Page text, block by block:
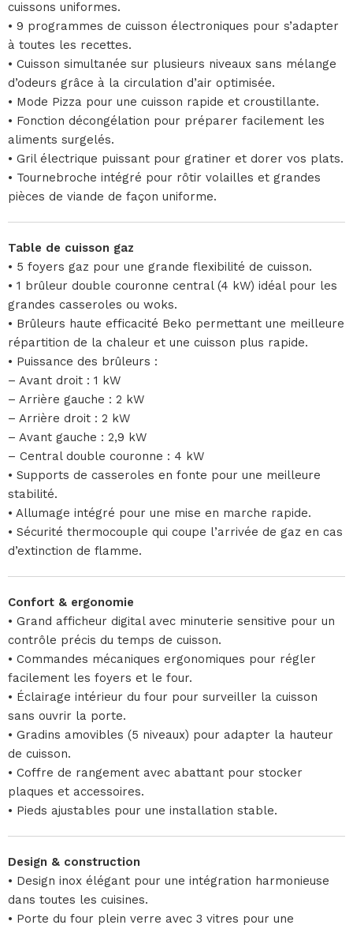
cuissons uniformes.
• 9 programmes de cuisson électroniques pour s’adapter
à toutes les recettes.
• Cuisson simultanée sur plusieurs niveaux sans mélange
d’odeurs grâce à la circulation d’air optimisée.
• Mode Pizza pour une cuisson rapide et croustillante.
• Fonction décongélation pour préparer facilement les
aliments surgelés.
• Gril électrique puissant pour gratiner et dorer vos plats.
• Tournebroche intégré pour rôtir volailles et grandes
pièces de viande de façon uniforme.
Table de cuisson gaz
• 5 foyers gaz pour une grande flexibilité de cuisson.
• 1 brûleur double couronne central (4 kW) idéal pour les
grandes casseroles ou woks.
• Brûleurs haute efficacité Beko permettant une meilleure
répartition de la chaleur et une cuisson plus rapide.
• Puissance des brûleurs :
– Avant droit : 1 kW
– Arrière gauche : 2 kW
– Arrière droit : 2 kW
– Avant gauche : 2,9 kW
– Central double couronne : 4 kW
• Supports de casseroles en fonte pour une meilleure
stabilité.
• Allumage intégré pour une mise en marche rapide.
• Sécurité thermocouple qui coupe l’arrivée de gaz en cas
d’extinction de flamme.
Confort & ergonomie
• Grand afficheur digital avec minuterie sensitive pour un
contrôle précis du temps de cuisson.
• Commandes mécaniques ergonomiques pour régler
facilement les foyers et le four.
• Éclairage intérieur du four pour surveiller la cuisson
sans ouvrir la porte.
• Gradins amovibles (5 niveaux) pour adapter la hauteur
de cuisson.
• Coffre de rangement avec abattant pour stocker
plaques et accessoires.
• Pieds ajustables pour une installation stable.
Design & construction
• Design inox élégant pour une intégration harmonieuse
dans toutes les cuisines.
• Porte du four plein verre avec 3 vitres pour une